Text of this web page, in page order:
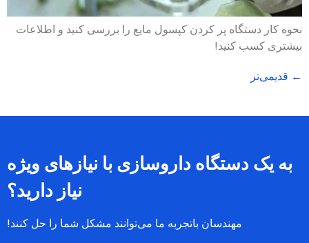
کپسول مایع را بررسی کنید و اطلاعات
با نیازهای ویژه
ما می‌توانند مشکل شما را حل کنند!